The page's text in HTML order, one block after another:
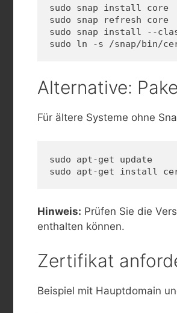
sudo snap install core
sudo snap refresh core
sudo snap install --
sudo ln -s /snap/bin/
Alternative:
Für ältere Systeme ohne
sudo apt-get update
sudo apt-get install
Hinweis: Prüfen Sie die
enthalten können.
Zertifikat
Beispiel mit Hauptdomain